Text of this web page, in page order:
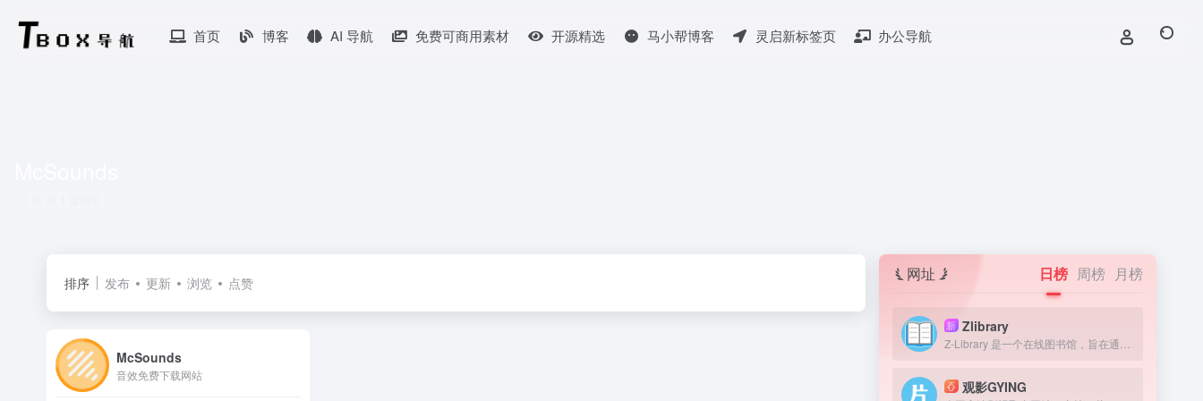
首页 博客 AI 导航 免费可商用素材 开源精选 马小帮博客 灵启新标签页 办公导航
排序 发布 更新 浏览 点赞
McSounds
音效免费下载网站
网址 日榜 周榜 月榜
新 Zlibrary
观影GYING